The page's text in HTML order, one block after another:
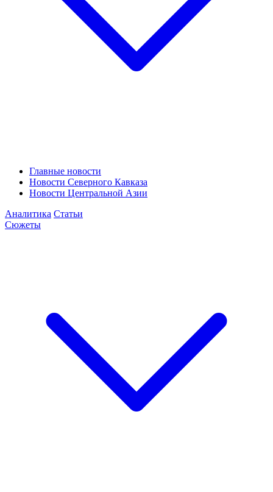
Главные новости
Новости Северного Кавказа
Новости Центральной Азии
Аналитика Статьи
Сюжеты